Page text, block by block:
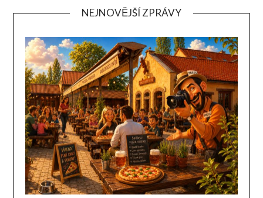
NEJNOVĚJŠÍ ZPRÁVY